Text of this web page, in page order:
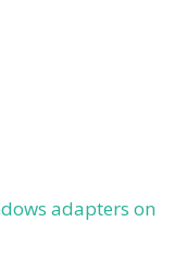
adapters on